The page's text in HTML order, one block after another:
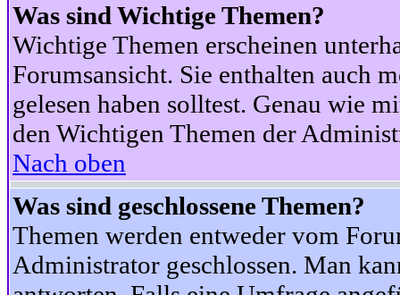
Was sind Wichtige Themen?
Wichtige Themen erscheinen
Forumsansicht. Sie enthalten auch
gelesen haben solltest. Genau wie
den Wichtigen Themen der
Nach oben
Was sind geschlossene Themen?
Themen werden entweder vom
Administrator geschlossen. Man